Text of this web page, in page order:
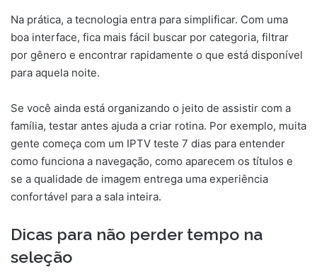
Na prática, a tecnologia entra para simplificar. Com uma
boa interface, fica mais fácil buscar por categoria, filtrar
por gênero e encontrar rapidamente o que está disponível
para aquela noite.
Se você ainda está organizando o jeito de assistir com a
família, testar antes ajuda a criar rotina. Por exemplo, muita
gente começa com um IPTV teste 7 dias para entender
como funciona a navegação, como aparecem os títulos e
se a qualidade de imagem entrega uma experiência
confortável para a sala inteira.
Dicas para não perder tempo na
seleção